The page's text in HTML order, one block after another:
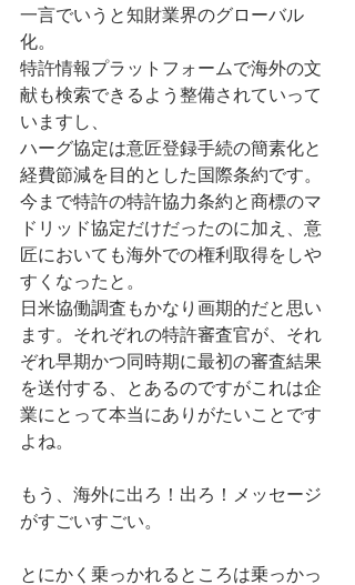
一言でいうと知財業界のグローバル
化。
特許情報プラットフォームで海外の文
献も検索できるよう整備されていって
いますし、
ハーグ協定は意匠登録手続の簡素化と
経費節減を目的とした国際条約です。
今まで特許の特許協力条約と商標のマ
ドリッド協定だけだったのに加え、意
匠においても海外での権利取得をしや
すくなったと。
日米協働調査もかなり画期的だと思い
ます。それぞれの特許審査官が、それ
ぞれ早期かつ同時期に最初の審査結果
を送付する、とあるのですがこれは企
業にとって本当にありがたいことです
よね。
もう、海外に出ろ！出ろ！メッセージ
がすごいすごい。
とにかく乗っかれるところは乗っかっ